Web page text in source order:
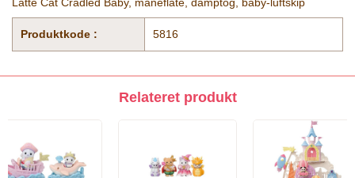
Produktkode : 5816
Relateret produkt